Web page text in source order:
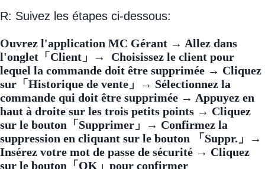
R: Suivez les étapes ci-dessous:
Ouvrez l'application MC Gérant → Allez dans
l'onglet「Client」→ Choisissez le client pour
lequel la commande doit être supprimée → Cliquez
sur「Historique de vente」→ Sélectionnez la
commande qui doit être supprimée → Appuyez en
haut à droite sur les trois petits points → Cliquez
sur le bouton「Supprimer」→ Confirmez la
suppression en cliquant sur le bouton 「Suppr.」→
Insérez votre mot de passe de sécurité → Cliquez
sur le bouton「OK」pour confirmer